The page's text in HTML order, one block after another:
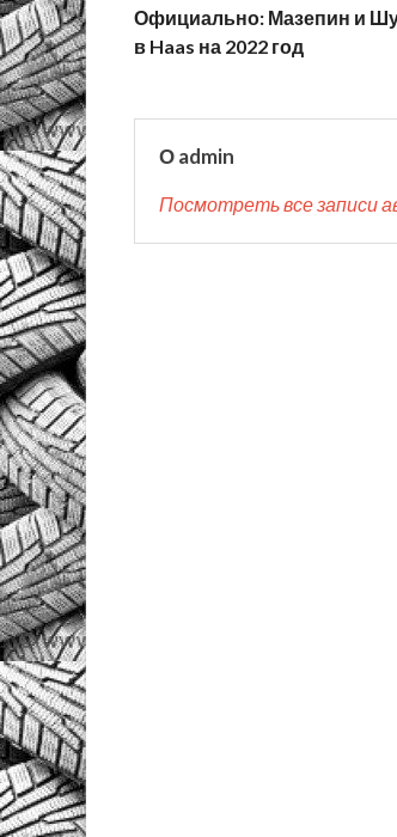
Официально: Мазепин и
в Haas на 2022 год
О admin
Посмотреть все записи